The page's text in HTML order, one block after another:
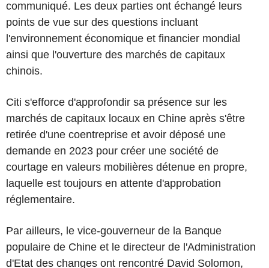
communiqué. Les deux parties ont échangé leurs
points de vue sur des questions incluant
l'environnement économique et financier mondial
ainsi que l'ouverture des marchés de capitaux
chinois.
Citi s'efforce d'approfondir sa présence sur les
marchés de capitaux locaux en Chine après s'être
retirée d'une coentreprise et avoir déposé une
demande en 2023 pour créer une société de
courtage en valeurs mobilières détenue en propre,
laquelle est toujours en attente d'approbation
réglementaire.
Par ailleurs, le vice-gouverneur de la Banque
populaire de Chine et le directeur de l'Administration
d'Etat des changes ont rencontré David Solomon,